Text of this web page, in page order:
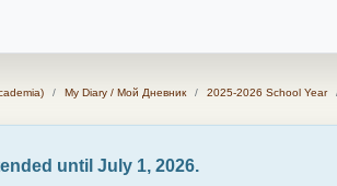
My Diary / Мой Дневник 2025-2026 School Year
until July 1, 2026.